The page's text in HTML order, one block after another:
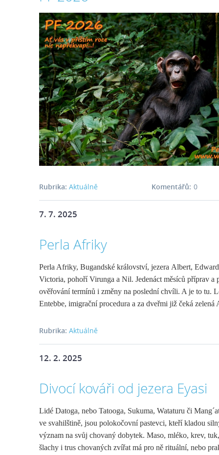
Rubrika: Aktuálně 0
Komentářů:
7. 7. 2025
Perla Afriky
Perla Afriky, Bugandské království, jezera Albert,
Victoria, pohoří Virunga a Nil. Jedenáct měsíců příprav a
ověřování termínů i změny na poslední chvíli. A je to tu.
Entebbe, imigrační procedura a za dveřmi již čeká zelená
Rubrika: Aktuálně
12. 2. 2025
Divocí kováři od jezera Eyasi
Lidé Datoga, nebo Tatooga, Sukuma, Wataturu či
ve svahilštině, jsou polokočovní pastevci, kteří kladou
význam na svůj chovaný dobytek. Maso, mléko, krev,
šlachy i trus chovaných zvířat má pro ně rituální, nebo